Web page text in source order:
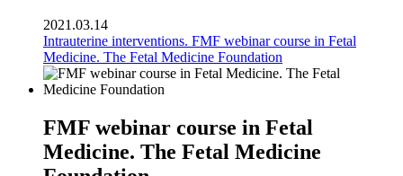
2021.03.14
Intrauterine interventions. FMF webinar course in Fetal
Medicine. The Fetal Medicine Foundation
FMF webinar course in Fetal
Medicine. The Fetal Medicine